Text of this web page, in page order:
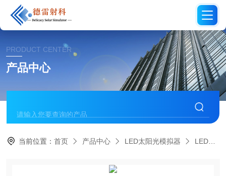
PRODUCT CENTER
产品中心
当前位置：首页 产品中心 LED太阳光模拟器 LED稳态太阳光模拟器